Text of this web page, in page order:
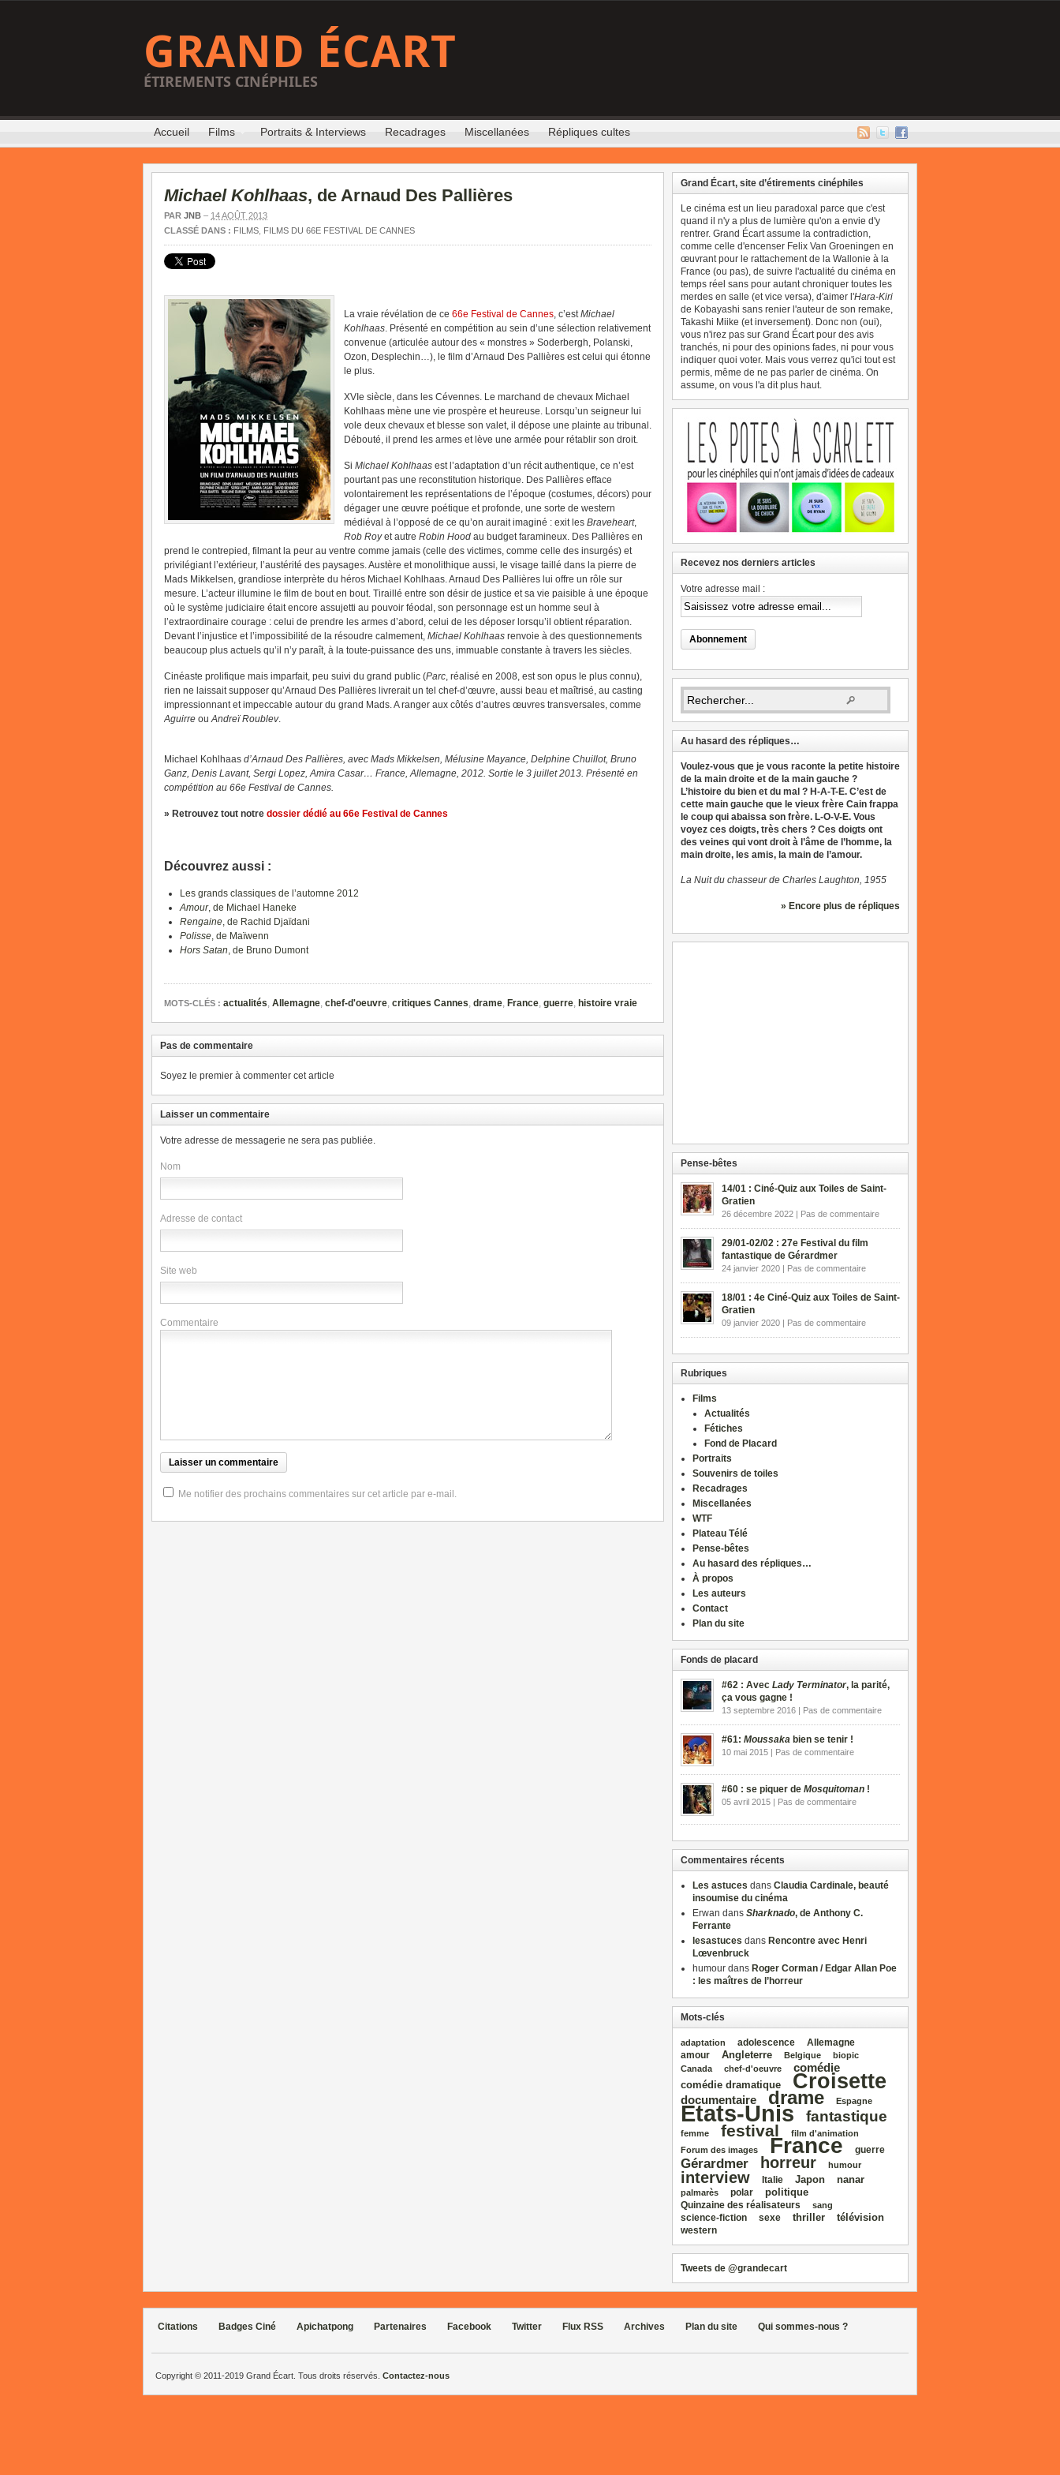
GRAND ÉCART
ÉTIREMENTS CINÉPHILES
Accueil Films Portraits & Interviews Recadrages Miscellanées Répliques cultes
Michael Kohlhaas, de Arnaud Des Pallières
PAR JNB – 14 AOÛT 2013
CLASSÉ DANS : FILMS FILMS DU 66E FESTIVAL DE CANNES
La vraie révélation de ce 66e Festival de Cannes, c’estMichael
Kohlhaas. Présenté en compétition au sein d’une sélection relativement
convenue (articulée autour des « monstres » Soderbergh, Polanski,
Ozon, Desplechin…), le film d’Arnaud Des Pallières est celui qui étonne
le plus.
XVIe siècle, dans les Cévennes. Le marchand de chevaux Michael
Kohlhaas mène une vie prospère et heureuse. Lorsqu’un seigneur lui
vole deux chevaux et blesse son valet, il dépose une plainte au tribunal.
Débouté, il prend les armes et lève une armée pour rétablir son droit.
Si Michael Kohlhaas est l’adaptation d’un récit authentique, ce n’est
pourtant pas une reconstitution historique. Des Pallières efface
volontairement les représentations de l’époque (costumes, décors) pour
dégager une œuvre poétique et profonde, une sorte de western
médiéval à l’opposé de ce qu’on aurait imaginé : exit les Braveheart,
Rob Royet autre Robin Hood au budget faramineux. Des Pallières en
prend le contrepied, filmant la peur au ventre comme jamais (celle des victimes, comme celle des insurgés) et
privilégiant l’extérieur, l’austérité des paysages. Austère et monolithique aussi, le visage taillé dans la pierre de
Mads Mikkelsen, grandiose interprète du héros Michael Kohlhaas. Arnaud Des Pallières lui offre un rôle sur
mesure. L’acteur illumine le film de bout en bout. Tiraillé entre son désir de justice et sa vie paisible à une époque
où le système judiciaire était encore assujetti au pouvoir féodal, son personnage est un homme seul à
l’extraordinaire courage : celui de prendre les armes d’abord, celui de les déposer lorsqu’il obtient réparation.
Devant l’injustice et l’impossibilité de la résoudre calmement, Michael Kohlhaas renvoie à des questionnements
beaucoup plus actuels qu’il n’y paraît, à la toute-puissance des uns, immuable constante à travers les siècles.
Cinéaste prolifique mais imparfait, peu suivi du grand public (Parc, réalisé en 2008, est son opus le plus connu),
rien ne laissait supposer qu’Arnaud Des Pallières livrerait un tel chef-d’œuvre, aussi beau et maîtrisé, au casting
impressionnant et impeccable autour du grand Mads. A ranger aux côtés d’autres œuvres transversales, comme
Aguirre ouAndreï Roublev.
Michael Kohlhaas d’Arnaud Des Pallières, avec Mads Mikkelsen, Mélusine Mayance, Delphine Chuillot, Bruno
Ganz, Denis Lavant, Sergi Lopez, Amira Casar… France, Allemagne, 2012. Sortie le 3 juillet 2013. Présenté en
compétition au 66e Festival de Cannes.
» Retrouvez tout notre dossier dédié au 66e Festival de Cannes
Découvrez aussi :
Les grands classiques de l’automne 2012
Amour, de Michael Haneke
Rengaine, de Rachid Djaïdani
Polisse, de Maïwenn
Hors Satan, de Bruno Dumont
MOTS-CLÉS : actualités, Allemagne, chef-d'oeuvre, critiques Cannes, drame, France, guerre, histoire vraie
Pas de commentaire
Soyez le premier à commenter cet article
Laisser un commentaire
Votre adresse de messagerie ne sera pas publiée.
Nom
Adresse de contact
Site web
Commentaire
Me notifier des prochains commentaires sur cet article par e-mail.
Grand Écart, site d’étirements cinéphiles
Le cinéma est un lieu paradoxal parce que c'est
quand il n'y a plus de lumière qu'on a envie d'y
rentrer. Grand Écart assume la contradiction,
comme celle d'encenser Felix Van Groeningen en
œuvrant pour le rattachement de la Wallonie à la
France (ou pas), de suivre l'actualité du cinéma en
temps réel sans pour autant chroniquer toutes les
merdes en salle (et vice versa), d'aimer l'Hara-Kiri
de Kobayashi sans renier l'auteur de son remake,
Takashi Miike (et inversement). Donc non (oui),
vous n'irez pas sur Grand Écart pour des avis
tranchés, ni pour des opinions fades, ni pour vous
indiquer quoi voter. Mais vous verrez qu'ici tout est
permis, même de ne pas parler de cinéma. On
assume, on vous l'a dit plus haut.
Recevez nos derniers articles
Votre adresse mail :
Au hasard des répliques…
Voulez-vous que je vous raconte la petite histoire
de la main droite et de la main gauche ?
L’histoire du bien et du mal ? H-A-T-E. C’est de
cette main gauche que le vieux frère Cain frappa
le coup qui abaissa son frère. L-O-V-E. Vous
voyez ces doigts, très chers ? Ces doigts ont
des veines qui vont droit à l’âme de l’homme, la
main droite, les amis, la main de l’amour.
La Nuit du chasseur de Charles Laughton, 1955
» Encore plus de répliques
Pense-bêtes
14/01 : Ciné-Quiz aux Toiles de Saint-
Gratien
26 décembre 2022 | Pas de commentaire
29/01-02/02 : 27e Festival du film
fantastique de Gérardmer
24 janvier 2020 | Pas de commentaire
18/01 : 4e Ciné-Quiz aux Toiles de Saint-
Gratien
09 janvier 2020 | Pas de commentaire
Rubriques
Films
Actualités
Fétiches
Fond de Placard
Portraits
Souvenirs de toiles
Recadrages
Miscellanées
WTF
Plateau Télé
Pense-bêtes
Au hasard des répliques…
À propos
Les auteurs
Contact
Plan du site
Fonds de placard
#62 : Avec Lady Terminator, la parité,
ça vous gagne !
13 septembre 2016 | Pas de commentaire
#61: Moussaka bien se tenir !
10 mai 2015 | Pas de commentaire
#60 : se piquer de Mosquitoman !
05 avril 2015 | Pas de commentaire
Commentaires récents
Les astuces dans Claudia Cardinale, beauté
insoumise du cinéma
Erwan dans Sharknado, de Anthony C.
Ferrante
lesastuces dans Rencontre avec Henri
Lœvenbruck
humour dans Roger Corman / Edgar Allan Poe
: les maîtres de l’horreur
Mots-clés
adaptation adolescence Allemagne
amour Angleterre Belgique
biopic
Canada
chef‑d'oeuvre comédie
comédie dramatique Croisette
documentaire drame Espagne
Etats‑Unis fantastique
femme festival
film d'animation
Forum des images
France guerre
Gérardmer horreur humour
interview Italie Japon nanar
palmarès polar politique
Quinzaine des réalisateurs sang
science‑fiction sexe thriller télévision
western
Tweets de @grandecart
Citations Badges Ciné Apichatpong Partenaires Facebook Twitter Flux RSS Archives Plan du site Qui sommes-nous ?
Copyright © 2011-2019 Grand Écart. Tous droits réservés. Contactez-nous